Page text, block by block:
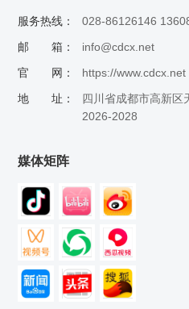
服务热线：
028-86126146
邮 箱：
info@cdcx.net
官 网：
https://www.cdcx.net
地 址：
四川省成都市高新区
2026-2028
媒体矩阵